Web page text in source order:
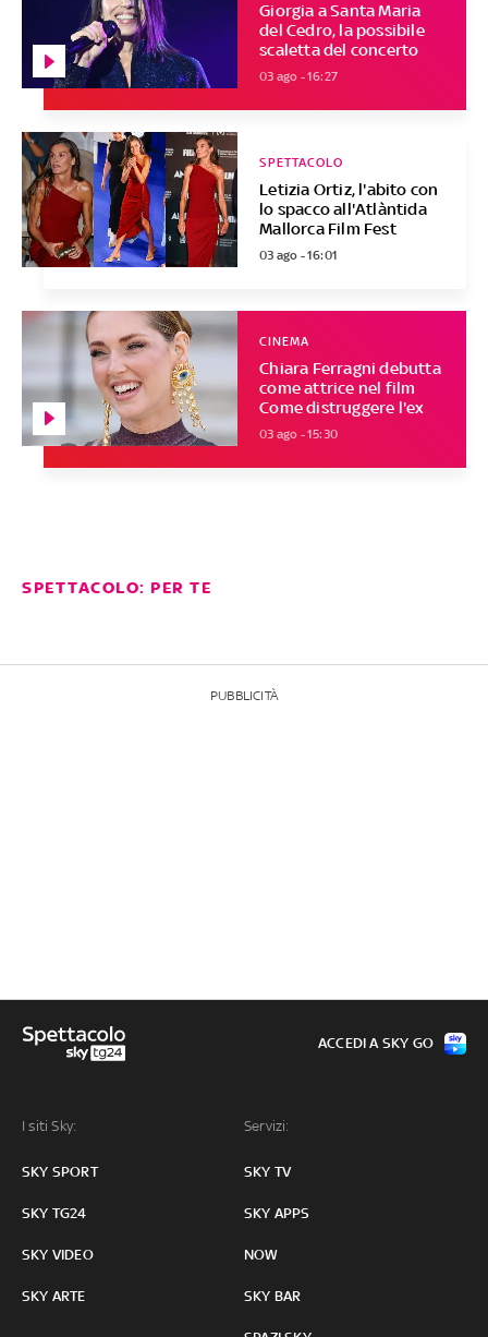
Giorgia a Santa Maria
del Cedro, la possibile
scaletta del concerto
03 ago - 16:27
Letizia Ortiz, l'abito con
lo spacco all'Atlàntida
Mallorca Film Fest
SPETTACOLO
03 ago - 16:01
Chiara Ferragni debutta
come attrice nel film
Come distruggere l'ex
CINEMA
03 ago - 15:30
SPETTACOLO: PER TE
PUBBLICITÀ
I siti Sky:
SKY SPORT
SKY TG24
SKY VIDEO
SKY ARTE
Servizi:
SKY TV
SKY APPS
NOW
SKY BAR
ACCEDI A SKY GO